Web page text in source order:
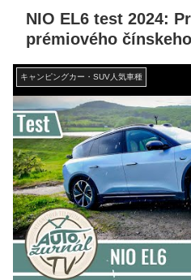
NIO EL6 test 2024:
prémiového
キャンピングカー・SUV人気車種